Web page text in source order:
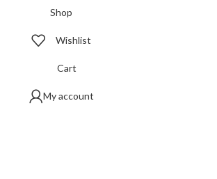
Shop
Wishlist
Cart
My account